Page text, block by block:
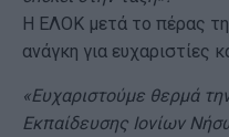
Η ΕΛΟΚ μετά το πέρας
ανάγκη για ευχαριστίες
«Ευχαριστούμε θερμά
Εκπαίδευσης Ιονίων